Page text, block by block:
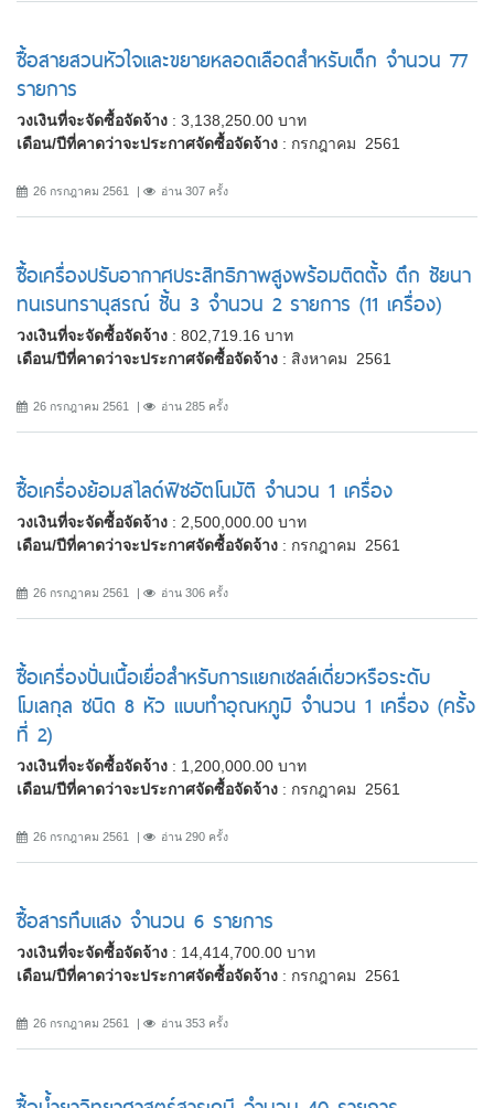
ซื้อสายสวนหัวใจและขยายหลอดเลือดสำหรับเด็ก จำนวน 77
รายการ
วงเงินที่จะจัดซื้อจัดจ้าง : 3,138,250.00 บาท
เดือน/ปีที่คาดว่าจะประกาศจัดซื้อจัดจ้าง : กรกฎาคม 2561
26 กรกฎาคม 2561 อ่าน 307 ครั้ง
ซื้อเครื่องปรับอากาศประสิทธิภาพสูงพร้อมติดตั้ง ตึก ชัยนา
ทนเรนทรานุสรณ์ ชั้น 3 จำนวน 2 รายการ (11 เครื่อง)
วงเงินที่จะจัดซื้อจัดจ้าง : 802,719.16 บาท
เดือน/ปีที่คาดว่าจะประกาศจัดซื้อจัดจ้าง : สิงหาคม 2561
26 กรกฎาคม 2561 อ่าน 285 ครั้ง
ซื้อเครื่องย้อมสไลด์ฟิชอัตโนมัติ จำนวน 1 เครื่อง
วงเงินที่จะจัดซื้อจัดจ้าง : 2,500,000.00 บาท
เดือน/ปีที่คาดว่าจะประกาศจัดซื้อจัดจ้าง : กรกฎาคม 2561
26 กรกฎาคม 2561 อ่าน 306 ครั้ง
ซื้อเครื่องปั่นเนื้อเยื่อสำหรับการแยกเซลล์เดี่ยวหรือระดับ
โมเลกุล ชนิด 8 หัว แบบทำอุณหภูมิ จำนวน 1 เครื่อง (ครั้ง
ที่ 2)
วงเงินที่จะจัดซื้อจัดจ้าง : 1,200,000.00 บาท
เดือน/ปีที่คาดว่าจะประกาศจัดซื้อจัดจ้าง : กรกฎาคม 2561
26 กรกฎาคม 2561 อ่าน 290 ครั้ง
ซื้อสารทึบแสง จำนวน 6 รายการ
วงเงินที่จะจัดซื้อจัดจ้าง : 14,414,700.00 บาท
เดือน/ปีที่คาดว่าจะประกาศจัดซื้อจัดจ้าง : กรกฎาคม 2561
26 กรกฎาคม 2561 อ่าน 353 ครั้ง